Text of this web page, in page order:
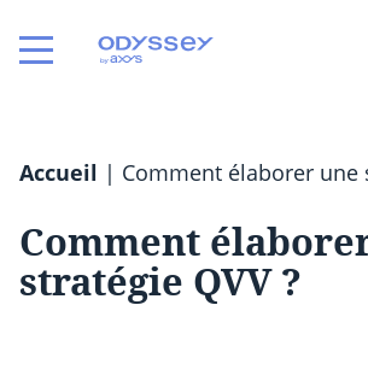
Accueil | Comment élaborer une
Comment
stratégie QVV ?